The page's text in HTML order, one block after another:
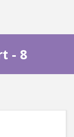
- 8